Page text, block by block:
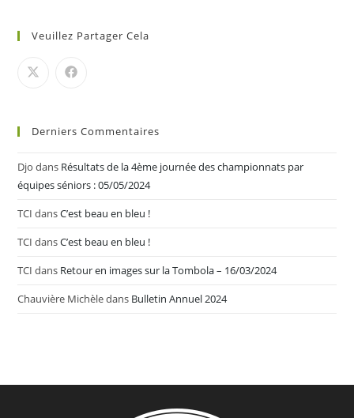
Veuillez Partager Cela
Derniers Commentaires
Djo dans Résultats de la 4ème journée des championnats par
équipes séniors : 05/05/2024
TCI dansC’est beau en bleu !
TCI dansC’est beau en bleu !
TCI dans Retour en images sur la Tombola – 16/03/2024
Chauvière Michèledans Bulletin Annuel 2024